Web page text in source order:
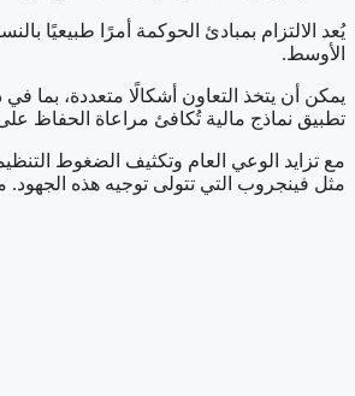
يُعد الالتزام بمبادئ الحوكمة أمرًا طبيعيًا
الأوسط.
يمكن أن يتخذ التعاون أشكالًا متعددة، بما
تطبيق نماذج مالية تُكافئ مراعاة الحفاظ
مع تزايد الوعي العام وتكثيف الضغوط
مثل فينجروب التي تتولى توجيه هذه